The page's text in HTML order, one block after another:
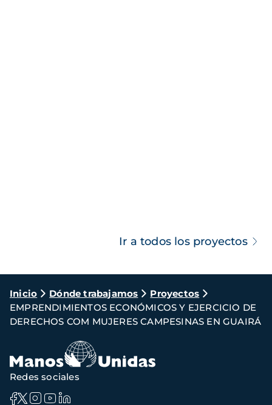
Ir a todos los proyectos
Ruta
de
navegación
Inicio Dónde trabajamos
Proyectos
EMPRENDIMIENTOS ECONÓMICOS Y EJERCICIO DE
DERECHOS COM MUJERES CAMPESINAS EN GUAIRÁ
Redes sociales